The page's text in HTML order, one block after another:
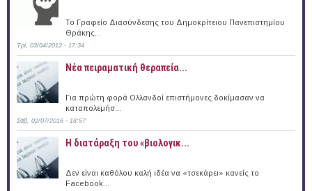
Το Γραφείο Διασύνδεσης του Δημοκρίτειου Πανεπιστημίου
Θράκης...
Τρί, 03/04/2012 - 17:34
Νέα πειραματική θεραπεία...
Για πρώτη φορά Ολλανδοί επιστήμονες δοκίμασαν να
καταπολεμήσ...
Σάβ, 02/07/2016 - 18:57
Η διατάραξη του «βιολογικ...
Δεν είναι καθόλου καλή ιδέα να «τσεκάρει» κανείς το
Facebook...